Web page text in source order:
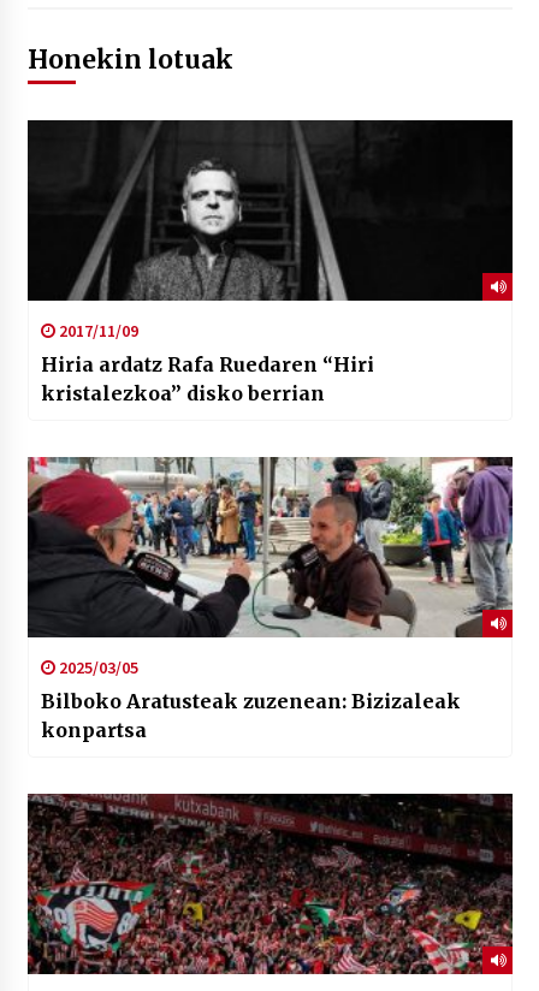
Honekin lotuak
2017/11/09
Hiria ardatz Rafa Ruedaren “Hiri
kristalezkoa” disko berrian
2025/03/05
Bilboko Aratusteak zuzenean: Bizizaleak
konpartsa